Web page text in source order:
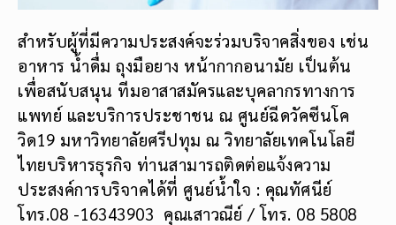
สำหรับผู้ที่มีความประสงค์จะร่วมบริจาคสิ่งของ เช่น
อาหาร น้ำดื่ม ถุงมือยาง หน้ากากอนามัย เป็นต้น
เพื่อสนับสนุน ทีมอาสาสมัครและบุคลากรทางการ
แพทย์ และบริการประชาชน ณ ศูนย์ฉีดวัคซีนโค
วิด19 มหาวิทยาลัยศรีปทุม ณ วิทยาลัยเทคโนโลยี
ไทยบริหารธุรกิจ ท่านสามารถติดต่อแจ้งความ
ประสงค์การบริจาคได้ที่ ศูนย์น้ำใจ : คุณทัศนีย์
โทร.08 -16343903 คุณเสาวณีย์ / โทร. 08 5808